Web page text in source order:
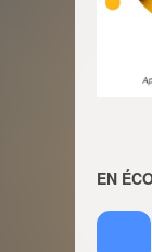
EN